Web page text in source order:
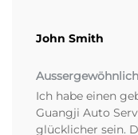
John Smith
Ich habe einen
Guangji Auto
glücklicher sein.